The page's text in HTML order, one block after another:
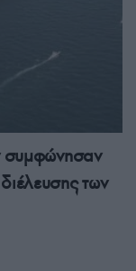
συμφώνησαν
των